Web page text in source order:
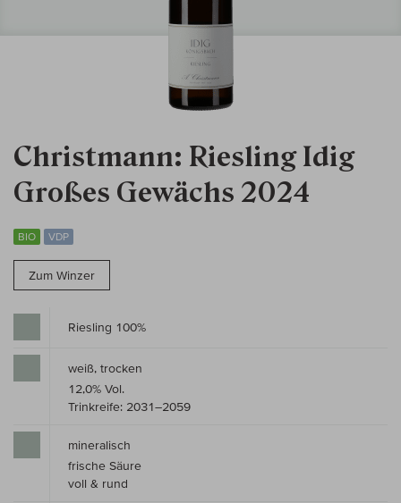
Christmann: Riesling Idig
Großes Gewächs 2024
BIO VDP
Zum Winzer
Riesling 100%
weiß, trocken
12,0% Vol.
Trinkreife: 2031–2059
mineralisch
frische Säure
voll & rund